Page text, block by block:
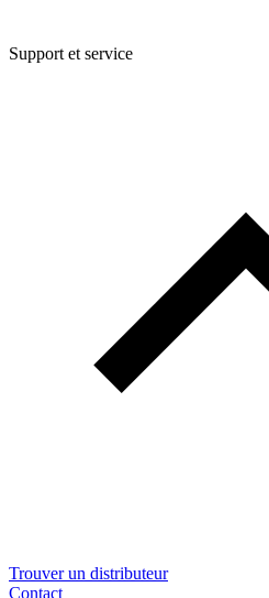
Support et service
Trouver un distributeur
Contact